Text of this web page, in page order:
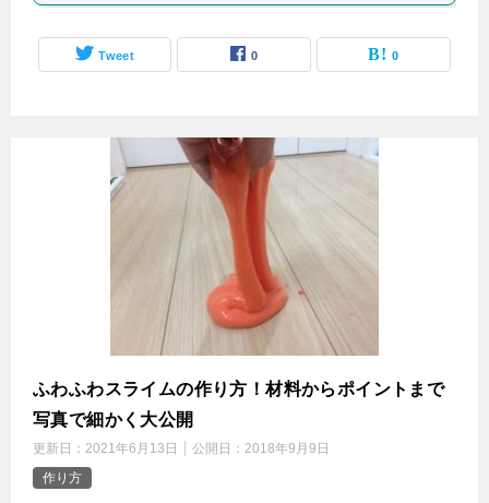
Tweet 0 0
ふわふわスライムの作り方！材料からポイントまで
写真で細かく大公開
更新日： 2021年6月13日 公開日： 2018年9月9日
作り方